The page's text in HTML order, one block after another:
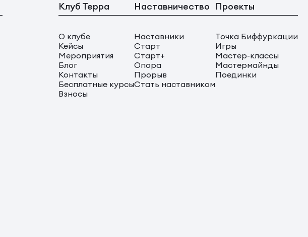
Клуб Терра
О клубе
Кейсы
Мероприятия
Блог
Контакты
Бесплатные курсы
Взносы
Наставничество
Наставники
Старт
Старт+
Опора
Прорыв
Стать наставником
Проекты
Точка Биффуркации
Игры
Мастер-классы
Мастермайнды
Поединки